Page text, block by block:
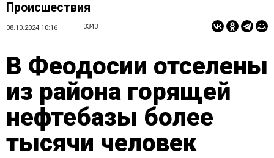
Происшествия
08.10.2024 10:16 3343
В Феодосии отселены
из района горящей
нефтебазы более
тысячи человек